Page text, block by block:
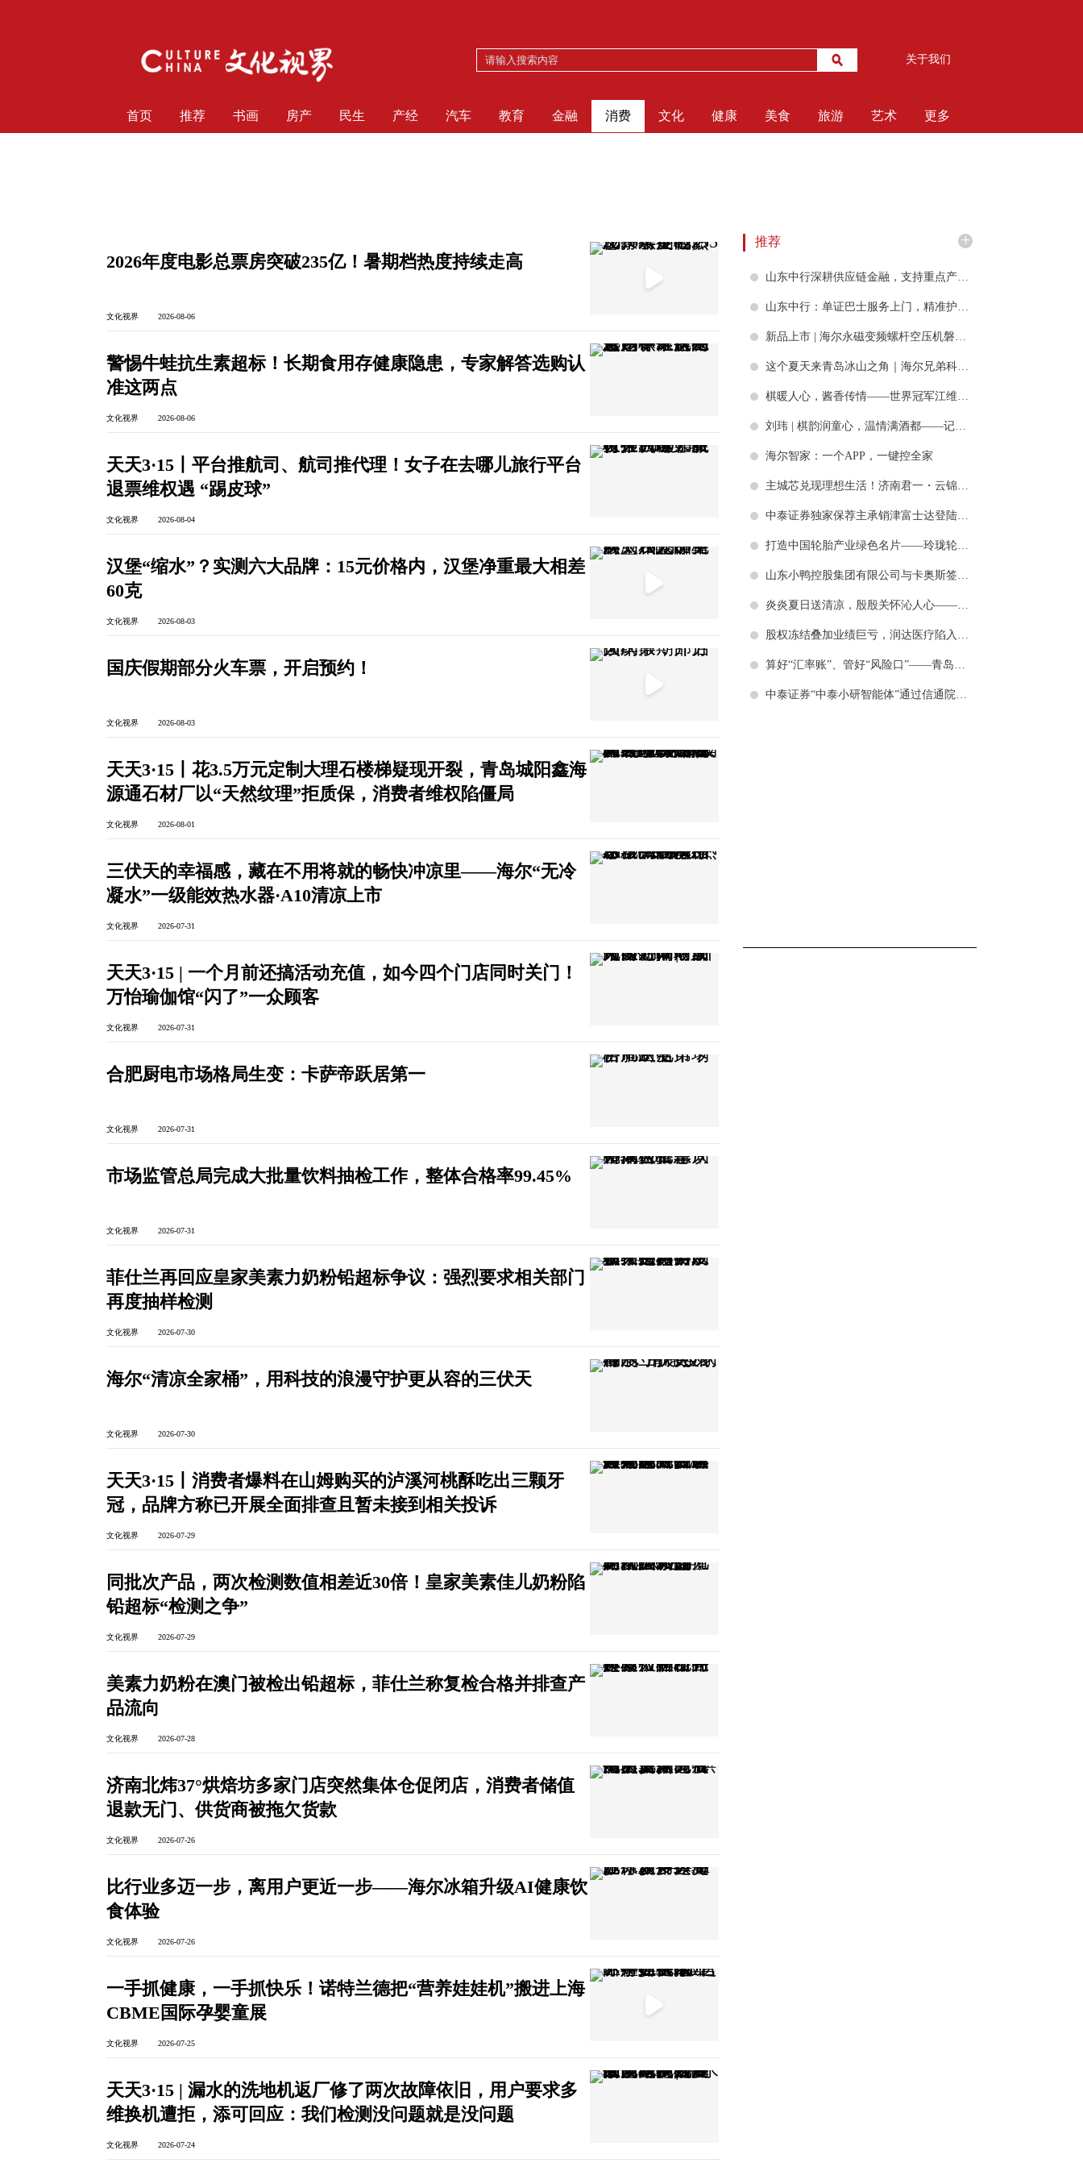
关于我们
首页 推荐 书画 房产 民生 产经 汽车 教育 金融 消费 文化 健康 美食 旅游 艺术 更多
2026年度电影总票房突破235亿！暑期档热度持续走高
文化视界 2026-08-06
警惕牛蛙抗生素超标！长期食用存健康隐患，专家解答选购认
准这两点
文化视界 2026-08-06
天天3·15丨平台推航司、航司推代理！女子在去哪儿旅行平台
退票维权遇 “踢皮球”
文化视界 2026-08-04
汉堡“缩水”？实测六大品牌：15元价格内，汉堡净重最大相差
60克
文化视界 2026-08-03
国庆假期部分火车票，开启预约！
文化视界 2026-08-03
天天3·15丨花3.5万元定制大理石楼梯疑现开裂，青岛城阳鑫海
源通石材厂以“天然纹理”拒质保，消费者维权陷僵局
文化视界 2026-08-01
三伏天的幸福感，藏在不用将就的畅快冲凉里——海尔“无冷
凝水”一级能效热水器·A10清凉上市
文化视界 2026-07-31
天天3·15 | 一个月前还搞活动充值，如今四个门店同时关门！
万怡瑜伽馆“闪了”一众顾客
文化视界 2026-07-31
合肥厨电市场格局生变：卡萨帝跃居第一
文化视界 2026-07-31
市场监管总局完成大批量饮料抽检工作，整体合格率99.45%
文化视界 2026-07-31
菲仕兰再回应皇家美素力奶粉铅超标争议：强烈要求相关部门
再度抽样检测
文化视界 2026-07-30
海尔“清凉全家桶”，用科技的浪漫守护更从容的三伏天
文化视界 2026-07-30
天天3·15丨消费者爆料在山姆购买的泸溪河桃酥吃出三颗牙
冠，品牌方称已开展全面排查且暂未接到相关投诉
文化视界 2026-07-29
同批次产品，两次检测数值相差近30倍！皇家美素佳儿奶粉陷
铅超标“检测之争”
文化视界 2026-07-29
美素力奶粉在澳门被检出铅超标，菲仕兰称复检合格并排查产
品流向
文化视界 2026-07-28
济南北炜37°烘焙坊多家门店突然集体仓促闭店，消费者储值
退款无门、供货商被拖欠货款
文化视界 2026-07-26
比行业多迈一步，离用户更近一步——海尔冰箱升级AI健康饮
食体验
文化视界 2026-07-26
一手抓健康，一手抓快乐！诺特兰德把“营养娃娃机”搬进上海
CBME国际孕婴童展
文化视界 2026-07-25
天天3·15 | 漏水的洗地机返厂修了两次故障依旧，用户要求多
维换机遭拒，添可回应：我们检测没问题就是没问题
文化视界 2026-07-24
推荐 +
山东中行深耕供应链金融，支持重点产业集群高质量发展
山东中行：单证巴士服务上门，精准护航出口贸易
新品上市 | 海尔永磁变频螺杆空压机磐石系列震撼来袭，把每一度电都用在刀刃上
这个夏天来青岛冰山之角｜海尔兄弟科技探险研学开启奇妙时空之旅
棋暖人心，酱香传情——世界冠军江维杰走进棋童家庭公益授棋
刘玮 | 棋韵润童心，温情满酒都——记录国手走访棋童家庭的温暖瞬间
海尔智家：一个APP，一键控全家
主城芯兑现理想生活！济南君一・云锦公园实景现房，湖山繁华皆可兼得
中泰证券独家保荐主承销津富士达登陆上交所主板 打造民营制造与资本协同新标杆
打造中国轮胎产业绿色名片——玲珑轮胎云南可持续天然橡胶项目获评最佳实践案例
山东小鸭控股集团有限公司与卡奥斯签署战略合作协议
炎炎夏日送清凉，殷殷关怀沁人心——济钢集团开展“夏送清凉”系列活动
股权冻结叠加业绩巨亏，润达医疗陷入上市以来最差经营困局
算好“汇率账”、管好“风险口”——青岛银行多举措护航外贸企业稳健经营
中泰证券“中泰小研智能体”通过信通院证券行业首批智能信息服务运行安全评估